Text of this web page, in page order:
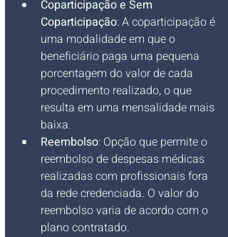
Coparticipação e Sem
Coparticipação: A coparticipação é
uma modalidade em que o
beneficiário paga uma pequena
porcentagem do valor de cada
procedimento realizado, o que
resulta em uma mensalidade mais
baixa.
Reembolso: Opção que permite o
reembolso de despesas médicas
realizadas com profissionais fora
da rede credenciada. O valor do
reembolso varia de acordo com o
plano contratado.